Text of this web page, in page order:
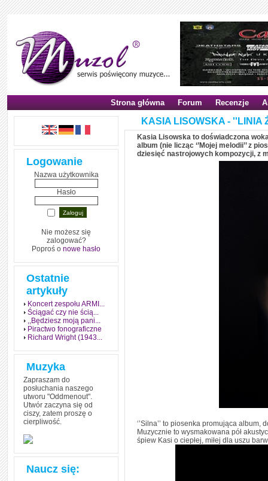
Strona główna Forum Recenzje
Logowanie
Nazwa użytkownika
Hasło
Nie możesz się
zalogować?
Poproś o nowe hasło
Ostatnie
artykuły
Koncert zespołu ARMI...
Ściągać czy nie ścią...
,,Będziesz moją pani...
Piractwo fonograficzne
Richard Wright (1943...
Muzyka
Zapraszam do
posłuchania naszego
utworu "Oddmenout".
Utwór zaczyna się od
ciszy, zatem proszę o
cierpliwość.
Naucz się:
KASIA LISOWSKA - ''LINIA
Kasia Lisowska to doświadczona
album (nie licząc ‘’Mojej melodii’’ z
dziesięć nastrojowych kompozycji, z
‘’Silna’’ to piosenka promująca album,
Muzycznie to wysmakowana pół
śpiew Kasi o ciepłej, miłej dla uszu